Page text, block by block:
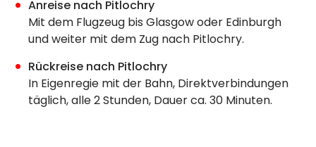
Anreise nach Pitlochry
Mit dem Flugzeug bis Glasgow oder Edinburgh
und weiter mit dem Zug nach Pitlochry.
Rückreise nach Pitlochry
In Eigenregie mit der Bahn, Direktverbindungen
täglich, alle 2 Stunden, Dauer ca. 30 Minuten.